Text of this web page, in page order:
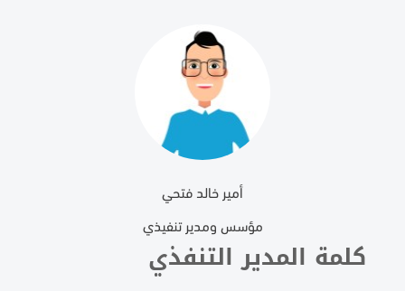
أمير خالد فتحي
مؤسس ومدير تنفيذي
كلمة المدير التنفذي